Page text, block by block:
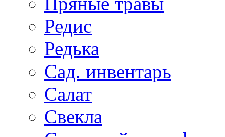
Редис
Редька
Сад. инвентарь
Салат
Свекла